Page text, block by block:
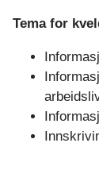
Tema for